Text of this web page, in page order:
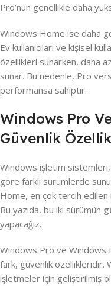
Pro’nun genellikle daha
Windows Home ise daha
Ev kullanıcıları ve kişisel
özellikleri sunarken, daha
sunar. Bu nedenle, Pro
performansa sahiptir.
Windows Pro
Güvenlik
Windows işletim sistemleri,
göre farklı sürümlerde
Home, en çok tercih
Bu yazıda, bu iki sürümün
yapacağız.
Windows Pro ve Windows
fark, güvenlik özellikleridir.
işletmeler için geliştirilmiş